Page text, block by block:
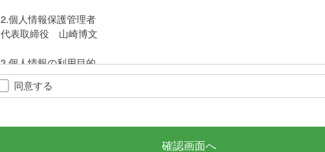
2.個人情報保護管理者
代表取締役 山崎博文
3.個人情報の利用目的
このお申し込みにお答えするために利用するほか、
お客さまへのサービス向上のための検討材料として利用いたします。
同意する